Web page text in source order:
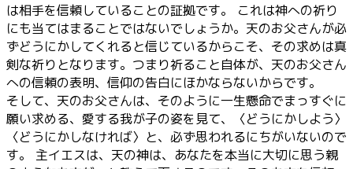
は相手を信頼していることの証拠です。 これは神への祈り
にも当てはまることではないでしょうか。天のお父さんが必
ずどうにかしてくれると信じているからこそ、その求めは真
剣な祈りとなります。つまり祈ること自体が、天のお父さん
への信頼の表明、信仰の告白にほかならないからです。
そして、天のお父さんは、そのように一生懸命でまっすぐに
願い求める、愛する我が子の姿を見て、〈どうにかしよう〉
〈どうにかしなければ〉と、必ず思われるにちがいないので
す。 主イエスは、天の神は、あなたを本当に大切に思う親